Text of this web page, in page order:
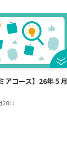
アコース】26年５月
28日